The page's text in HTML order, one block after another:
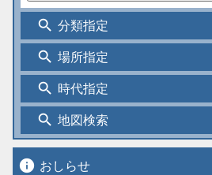
search 分類指定
search 場所指定
search 時代指定
search 地図検索
info おしらせ